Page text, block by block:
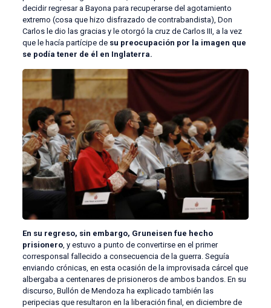
decidir regresar a Bayona para recuperarse del agotamiento
extremo (cosa que hizo disfrazado de contrabandista), Don
Carlos le dio las gracias y le otorgó la cruz de Carlos III, a la vez
que le hacía partícipe de su preocupación por la imagen que
se podía tener de él en Inglaterra.
En su regreso, sin embargo, Gruneisen fue hecho
prisionero, y estuvo a punto de convertirse en el primer
corresponsal fallecido a consecuencia de la guerra. Seguía
enviando crónicas, en esta ocasión de la improvisada cárcel que
albergaba a centenares de prisioneros de ambos bandos. En su
discurso, Bullón de Mendoza ha explicado también las
peripecias que resultaron en la liberación final, en diciembre de